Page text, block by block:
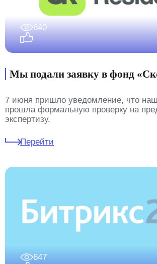
640
Мы подали заявку в фонд
7 июня пришло уведомление, что
прошла формальную проверку на
экспертизу.
Перейти
647